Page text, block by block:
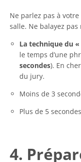
Ne parlez pas à
salle. Ne balayez
La technique du «
le temps d’une
secondes). En
du jury.
Moins de 3
Plus de 5
4.